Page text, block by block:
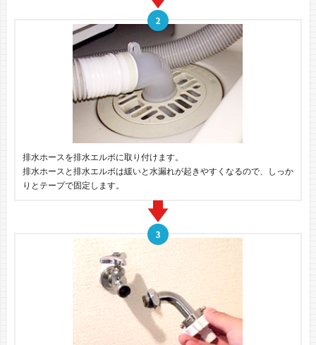
排水ホースを排水エルボに取り付けます。
排水ホースと排水エルボは緩いと水漏れが起きやすくなるので、しっか
りとテープで固定します。